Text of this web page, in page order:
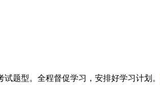
题型。全程督促学习，安排好学习计划。